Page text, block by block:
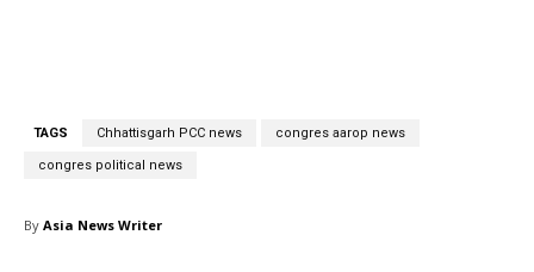
TAGS Chhattisgarh PCC news congres aarop news
congres political news
By Asia News Writer